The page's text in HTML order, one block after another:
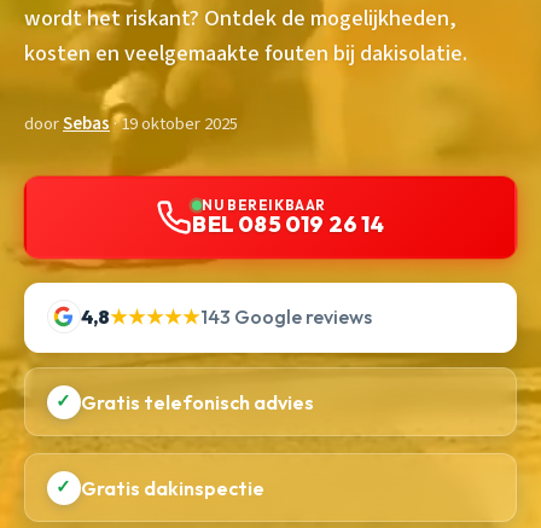
wordt het riskant? Ontdek de mogelijkheden,
kosten en veelgemaakte fouten bij dakisolatie.
doorSebas· 19 oktober 2025
NU BEREIKBAAR
BEL 085 019 26 14
4,8★★★★★143 Google reviews
✓ Gratis telefonisch advies
✓ Gratis dakinspectie